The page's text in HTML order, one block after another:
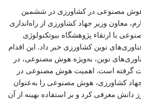
مصنوعی در کشاورزی در ششمین
معاون وزیر جهاد کشاورزی از راه‌اندازی
با ارتقاء پژوهشگاه بیوتکنولوژی
نوین کشاورزی خبر داد. این اقدام
نوین، به‌ویژه هوش مصنوعی، در
گرفته است. اهمیت هوش مصنوعی در
کشاورزی، هوش مصنوعی را به‌عنوان
دانش معرفی کرد و بر استفاده بهینه از آن